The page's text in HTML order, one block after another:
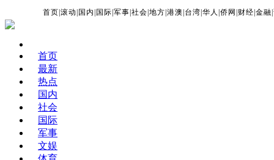
首页 |滚动 国内 国际 |军事 |社会 |地方 |港澳 台湾 |华人 |侨网 财经 |金融 |
首页
最新
热点
国内
社会
国际
军事
文娱